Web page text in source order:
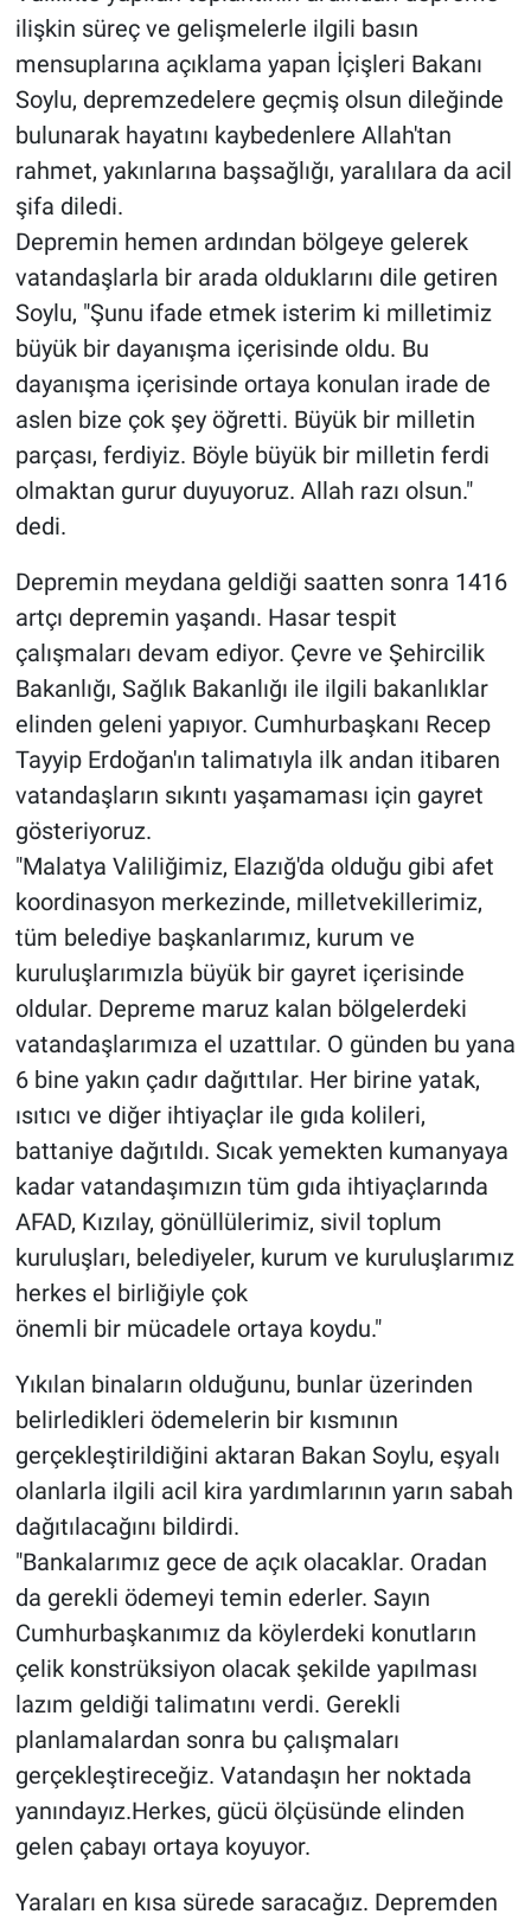
ilişkin süreç ve gelişmelerle ilgili basın
mensuplarına açıklama yapan İçişleri Bakanı
Soylu, depremzedelere geçmiş olsun dileğinde
bulunarak hayatını kaybedenlere Allah'tan
rahmet, yakınlarına başsağlığı, yaralılara da acil
şifa diledi.
Depremin hemen ardından bölgeye gelerek
vatandaşlarla bir arada olduklarını dile getiren
Soylu, "Şunu ifade etmek isterim ki milletimiz
büyük bir dayanışma içerisinde oldu. Bu
dayanışma içerisinde ortaya konulan irade de
aslen bize çok şey öğretti. Büyük bir milletin
parçası, ferdiyiz. Böyle büyük bir milletin ferdi
olmaktan gurur duyuyoruz. Allah razı olsun."
dedi.
Depremin meydana geldiği saatten sonra 1416
artçı depremin yaşandı. Hasar tespit
çalışmaları devam ediyor. Çevre ve Şehircilik
Bakanlığı, Sağlık Bakanlığı ile ilgili bakanlıklar
elinden geleni yapıyor. Cumhurbaşkanı Recep
Tayyip Erdoğan'ın talimatıyla ilk andan itibaren
vatandaşların sıkıntı yaşamaması için gayret
gösteriyoruz.
"Malatya Valiliğimiz, Elazığ'da olduğu gibi afet
koordinasyon merkezinde, milletvekillerimiz,
tüm belediye başkanlarımız, kurum ve
kuruluşlarımızla büyük bir gayret içerisinde
oldular. Depreme maruz kalan bölgelerdeki
vatandaşlarımıza el uzattılar. O günden bu yana
6 bine yakın çadır dağıttılar. Her birine yatak,
ısıtıcı ve diğer ihtiyaçlar ile gıda kolileri,
battaniye dağıtıldı. Sıcak yemekten kumanyaya
kadar vatandaşımızın tüm gıda ihtiyaçlarında
AFAD, Kızılay, gönüllülerimiz, sivil toplum
kuruluşları, belediyeler, kurum ve kuruluşlarımız
herkes el birliğiyle çok
önemli bir mücadele ortaya koydu."
Yıkılan binaların olduğunu, bunlar üzerinden
belirledikleri ödemelerin bir kısmının
gerçekleştirildiğini aktaran Bakan Soylu, eşyalı
olanlarla ilgili acil kira yardımlarının yarın sabah
dağıtılacağını bildirdi.
"Bankalarımız gece de açık olacaklar. Oradan
da gerekli ödemeyi temin ederler. Sayın
Cumhurbaşkanımız da köylerdeki konutların
çelik konstrüksiyon olacak şekilde yapılması
lazım geldiği talimatını verdi. Gerekli
planlamalardan sonra bu çalışmaları
gerçekleştireceğiz. Vatandaşın her noktada
yanındayız.Herkes, gücü ölçüsünde elinden
gelen çabayı ortaya koyuyor.
Yaraları en kısa sürede saracağız. Depremden